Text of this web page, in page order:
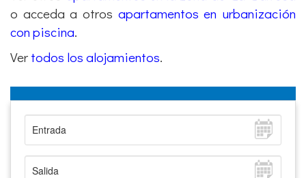
o acceda a otros apartamentos en urbanización
con piscina.
Ver todos los alojamientos.